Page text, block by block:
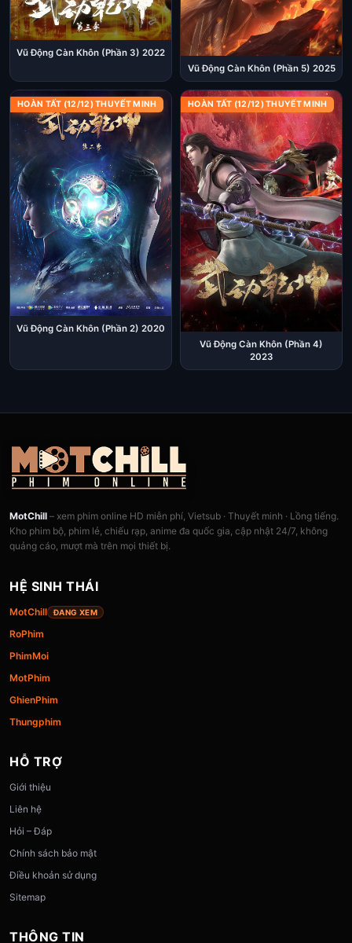
Vũ Động Càn Khôn (Phần 3) 2022
Vũ Động Càn Khôn (Phần 5) 2025
HOÀN TẤT (12/12) THUYẾT MINH
Vũ Động Càn Khôn (Phần 2) 2020
HOÀN TẤT (12/12) THUYẾT MINH
Vũ Động Càn Khôn (Phần 4)
2023
MotChill – xem phim online HD miễn phí, Vietsub · Thuyết minh · Lồng tiếng.
Kho phim bộ, phim lẻ, chiếu rạp, anime đa quốc gia, cập nhật 24/7, không
quảng cáo, mượt mà trên mọi thiết bị.
HỆ SINH THÁI
MotChill ĐANG XEM
RoPhim
PhimMoi
MotPhim
GhienPhim
Thungphim
HỖ TRỢ
Giới thiệu
Liên hệ
Hỏi – Đáp
Chính sách bảo mật
Điều khoản sử dụng
Sitemap
THÔNG TIN